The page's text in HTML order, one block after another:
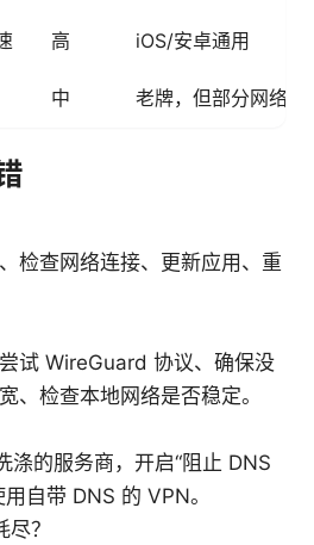
高 iOS/安卓通用
中 老牌，但部分网络受
检查网络连接、更新应用、重
试 WireGuard 协议、确保没
、检查本地网络是否稳定。
涤的服务商，开启“阻止 DNS
自带 DNS 的 VPN。
？